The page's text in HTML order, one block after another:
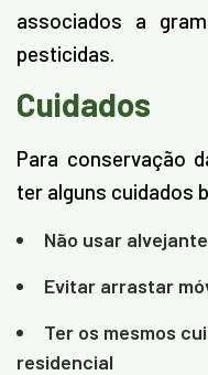
associados a
pesticidas.
Cuidados
Para conservação
ter alguns cuidados
Não usar
Evitar arrastar
Ter os mesmos
residencial